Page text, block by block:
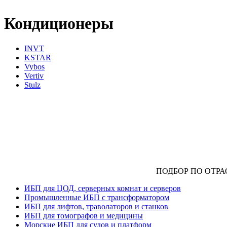
Кондиционеры
INVT
KSTAR
Vybos
Vertiv
Stulz
ПОДБОР ПО
ИБП для ЦОД, серверных комнат и серверов
Промышленные ИБП с трансформатором
ИБП для лифтов, траволаторов и станков
ИБП для томографов и медицины
Морские ИБП для судов и платформ